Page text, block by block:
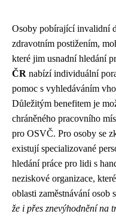
Osoby pobírající invalidní
zdravotním postižením,
které jim usnadní hledání
ČR nabízí individuální
pomoc s vyhledáváním
Důležitým benefitem je
chráněného pracovního
pro OSVČ. Pro osoby se
existují specializované
hledání práce pro lidi s
neziskové organizace,
oblasti zaměstnávání osob
že i přes znevýhodnění na